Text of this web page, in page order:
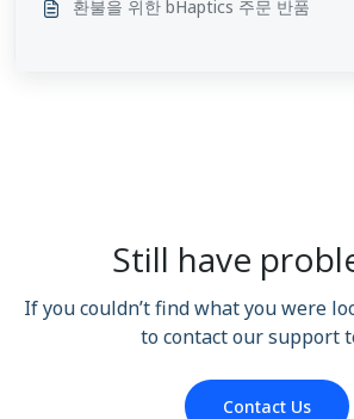
환불을 위한 bHaptics 주문 반품
Still have
If you couldn’t find what you were
to contact our support